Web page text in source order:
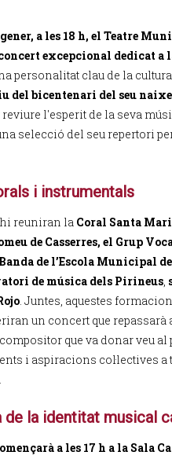
a les 18 h, el Teatre
excepcional dedicat a
personalitat clau de la cultura
del bicentenari del seu
l'esperit de la seva
selecció del seu repertori
i instrumentals
reuniran la Coral Santa
de Casserres, el Grup
de l’Escola Municipal
de música dels Pirineus,
. Juntes, aquestes
un concert que repassarà
que va donar veu al
i aspiracions col·lectives a
de la identitat musical
a les 17 h a la Sala